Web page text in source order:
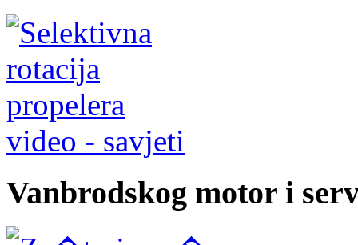
video - savjeti
Vanbrodskog motor i